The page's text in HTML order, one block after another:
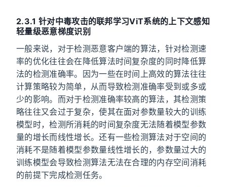
2.3.1 针对中毒攻击的联邦学习ViT系统的上下文感知
轻量级恶意梯度识别
一般来说，对于检测恶意客户端的算法，针对检测速
率的优化往往会在降低算法时间复杂度的同时降低算
法的检测准确率。因为一些在时间上高效的算法往往
计算策略较为简单，从而导致检测准确率受到或多或
少的影响。而对于检测准确率较高的算法，其检测策
略往往又会过于复杂，使其在面对参数量较大的训练
模型时，检测所消耗的时间复杂度无法随着模型参数
量的增长而线性增长。还有一些检测算法对于空间的
消耗不是随着模型参数量线性增长的，参数量过大的
训练模型会导致检测算法无法在合理的内存空间消耗
的前提下完成检测任务。